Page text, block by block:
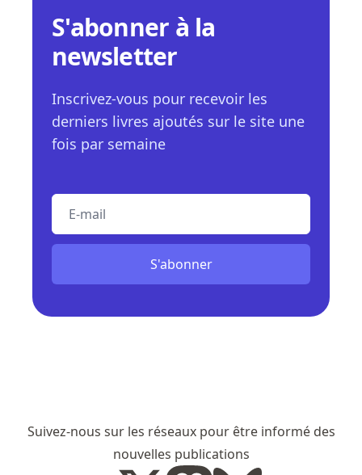
S'abonner à la
newsletter
Inscrivez-vous pour recevoir les
derniers livres ajoutés sur le site une
fois par semaine
S'abonner
Suivez-nous sur les réseaux pour être informé des
nouvelles publications